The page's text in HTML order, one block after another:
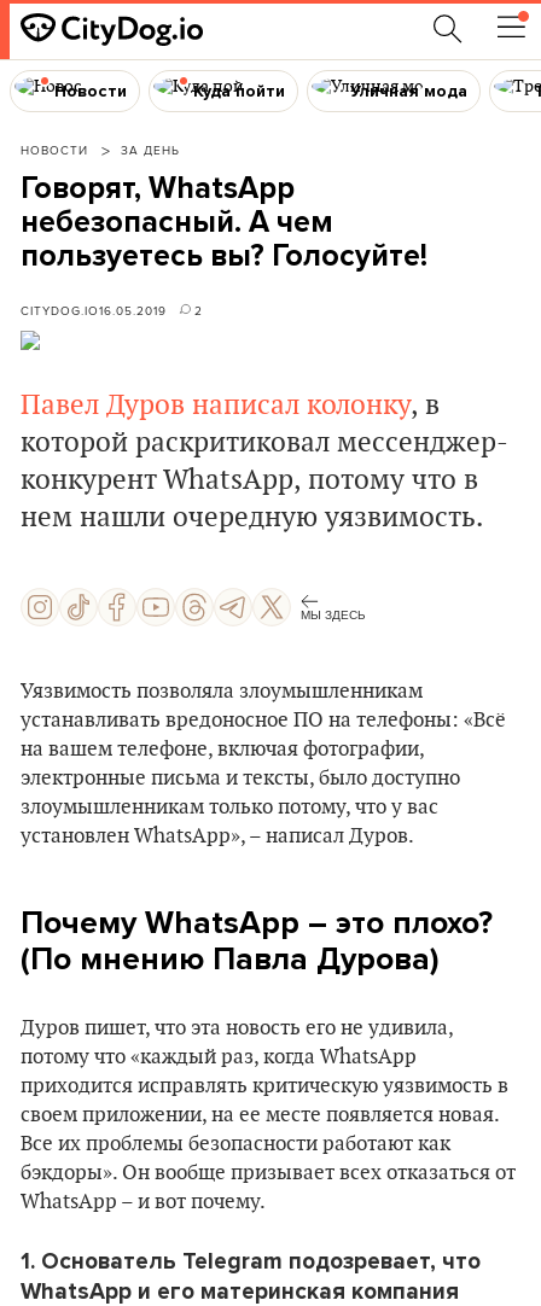
Новости Куда пойти Уличная мода
НОВОСТИ ЗА ДЕНЬ
Говорят, WhatsApp
небезопасный. А чем
пользуетесь вы? Голосуйте!
CITYDOG.IO16.05.2019 2
Павел Дуров написал колонку, в
которой раскритиковал мессенджер-
конкурент WhatsApp, потому что в
нем нашли очередную уязвимость.
МЫ ЗДЕСЬ
Уязвимость позволяла злоумышленникам
устанавливать вредоносное ПО на телефоны: «Всё
на вашем телефоне, включая фотографии,
электронные письма и тексты, было доступно
злоумышленникам только потому, что у вас
установлен WhatsApp», – написал Дуров.
Почему WhatsApp – это плохо?
(По мнению Павла Дурова)
Дуров пишет, что эта новость его не удивила,
потому что «каждый раз, когда WhatsApp
приходится исправлять критическую уязвимость в
своем приложении, на ее месте появляется новая.
Все их проблемы безопасности работают как
бэкдоры». Он вообще призывает всех отказаться от
WhatsApp – и вот почему.
1. Основатель Telegram подозревает, что
WhatsApp и его материнская компания